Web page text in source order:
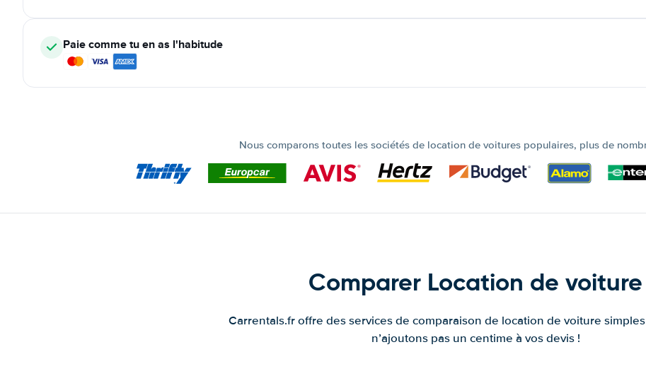
Paie comme tu en as l'habitude
Nous comparons toutes les sociétés de location de voitures populaires, plus de
Comparer Location de voiture
Carrentals.fr offre des services de comparaison de location de voiture
n’ajoutons pas un centime à vos devis !